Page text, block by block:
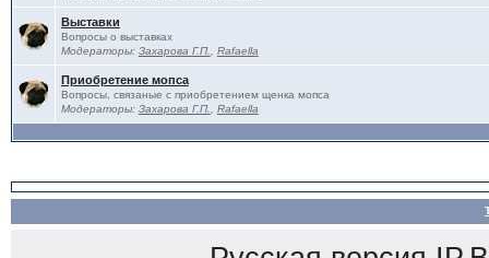
Выставки
Вопросы о выставках
Модераторы: Захарова Г.П. Rafaella
Приобретение мопса
Вопросы, связаные с приобретением щенка мопса
Модераторы: Захарова Г.П. Rafaella